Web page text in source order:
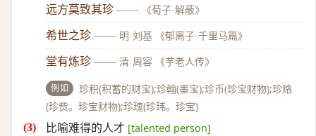
远方莫致其珍 —— 《荀子·解蔽》
希世之珍 —— 明·刘基 《郁离子·千里马篇》
堂有炼珍 —— 清·周容 《芋老人传》
例如
珍积(积蓄的财宝);珍翰(墨宝);珍币(珍宝财物);珍赂
(珍赀。珍宝财物);珍瑰(珍玮。珍宝)
比喻难得的人才 [talented person]